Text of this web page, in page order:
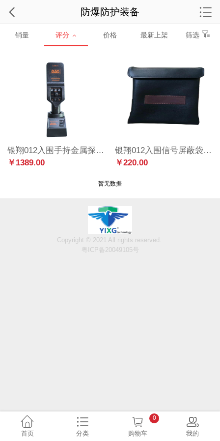
销量 评分 价格 最新上架 筛选
银翔012入围手持金属探测器
￥1389.00
银翔012入围信号屏蔽袋YX-3
￥220.00
暂无数据
防爆防护装备
Copyright © 2021 All rights reserved.
粤ICP备20049105号
首页 分类 购物车
0
我的